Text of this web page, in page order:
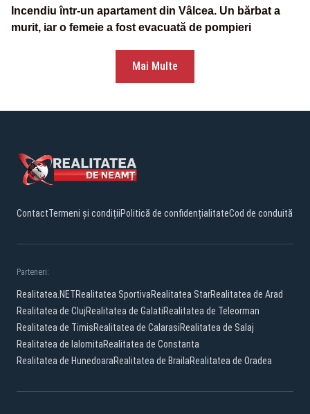
Incendiu într-un apartament din Vâlcea. Un bărbat a
murit, iar o femeie a fost evacuată de pompieri
Mai Multe
ContactTermeni și condițiiPolitică de confidențialitateCod de conduită
Parteneri:
Realitatea.NETRealitatea SportivaRealitatea StarRealitatea de Arad
Realitatea de ClujRealitatea de GalatiRealitatea de Teleorman
Realitatea de TimisRealitatea de CalarasiRealitatea de Salaj
Realitatea de IalomitaRealitatea de Constanta
Realitatea de HunedoaraRealitatea de BrailaRealitatea de Oradea